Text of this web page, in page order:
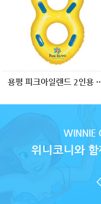
용평 피크아일
WINNIE
위니코니와